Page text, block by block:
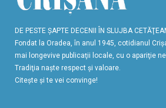
DE PESTE ŞAPTE DECENII ÎN SLUJBA
Fondat la Oradea, în anul 1945, cotidianul
mai longevive publicaţii locale, cu o apariţie
Tradiţia naşte respect şi valoare.
Citeşte şi te vei convinge!